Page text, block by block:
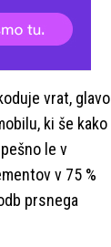
vrat, glavo
ki še kako
le v
v 75 %
prsnega